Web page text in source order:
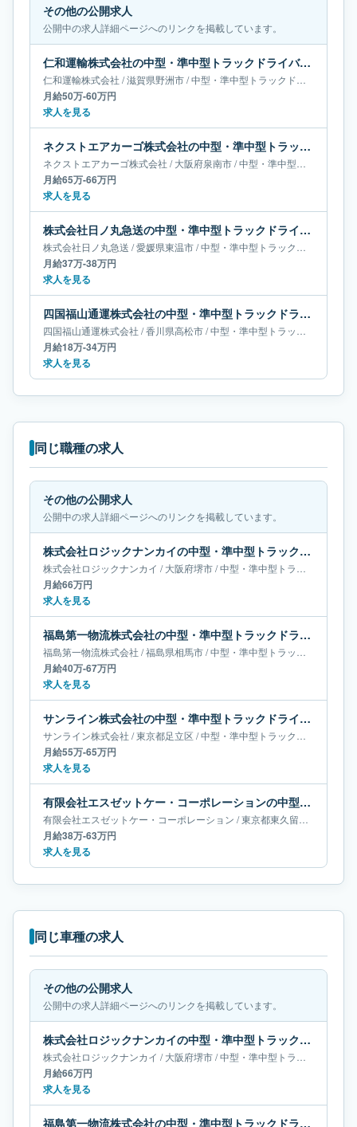
その他の公開求人
公開中の求人詳細ページへのリンクを掲載しています。
仁和運輸株式会社の中型・準中型トラックドライバー求人｜滋賀県野洲市｜月給50万-60万円
仁和運輸株式会社 /滋賀県野洲市/中型・準中型トラックドライバー
月給50万-60万円
求人を見る
ネクストエアカーゴ株式会社の中型・準中型トラックドライバー求人｜大阪府泉南市｜月給65万-66万円
ネクストエアカーゴ株式会社 /大阪府泉南市/中型・準中型トラックドライバー
月給65万-66万円
求人を見る
株式会社日ノ丸急送の中型・準中型トラックドライバー求人｜愛媛県東温市｜月給37万-38万円
株式会社日ノ丸急送 /愛媛県東温市/中型・準中型トラックドライバー
月給37万-38万円
求人を見る
四国福山通運株式会社の中型・準中型トラックドライバー求人｜香川県高松市｜月給18万-34万円
四国福山通運株式会社 /香川県高松市/中型・準中型トラックドライバー
月給18万-34万円
求人を見る
同じ職種の求人
その他の公開求人
公開中の求人詳細ページへのリンクを掲載しています。
株式会社ロジックナンカイの中型・準中型トラックドライバー求人｜大阪府堺市｜月給66万円
株式会社ロジックナンカイ /大阪府堺市/中型・準中型トラックドライバー
月給66万円
求人を見る
福島第一物流株式会社の中型・準中型トラックドライバー求人｜福島県相馬市｜月給40万-67万円
福島第一物流株式会社 /福島県相馬市/中型・準中型トラックドライバー
月給40万-67万円
求人を見る
サンライン株式会社の中型・準中型トラックドライバー求人｜東京都足立区｜月給55万-65万円
サンライン株式会社 /東京都足立区 /中型・準中型トラックドライバー
月給55万-65万円
求人を見る
有限会社エスゼットケー・コーポレーションの中型・準中型トラックドライバー求人｜東京都東久留米市｜月給38万-63万円
有限会社エスゼットケー・コーポレーション /東京都東久留米市
月給38万-63万円
求人を見る
同じ車種の求人
その他の公開求人
公開中の求人詳細ページへのリンクを掲載しています。
株式会社ロジックナンカイの中型・準中型トラックドライバー求人｜大阪府堺市｜月給66万円
株式会社ロジックナンカイ /大阪府堺市/中型・準中型トラックドライバー
月給66万円
求人を見る
福島第一物流株式会社の中型・準中型トラックドライバー求人｜福島県相馬市｜月給40万-67万円